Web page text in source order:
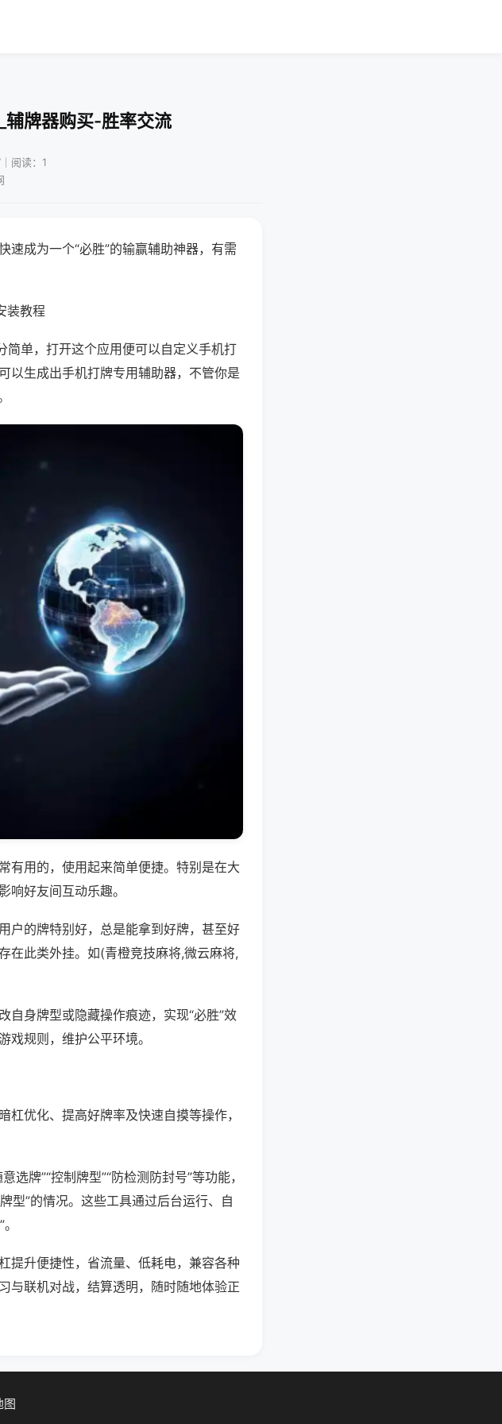
辅牌器购买-胜率交流
阅读：1
成为一个“必胜”的输赢辅助神器，有需
装教程
简单，打开这个应用便可以自定义手机打
以生成出手机打牌专用辅助器，不管你是
有用的，使用起来简单便捷。特别是在大
响好友间互动乐趣。
户的牌特别好，总是能拿到好牌，甚至好
在此类外挂。如(青橙竞技麻将,微云麻将,
自身牌型或隐藏操作痕迹，实现“必胜”效
戏规则，维护公平环境。
优化、提高好牌率及快速自摸等操作，
牌”“控制牌型”“防检测防封号”等功能，
型”的情况。这些工具通过后台运行、自
提升便捷性，省流量、低耗电，兼容各种
与联机对战，结算透明，随时随地体验正
图